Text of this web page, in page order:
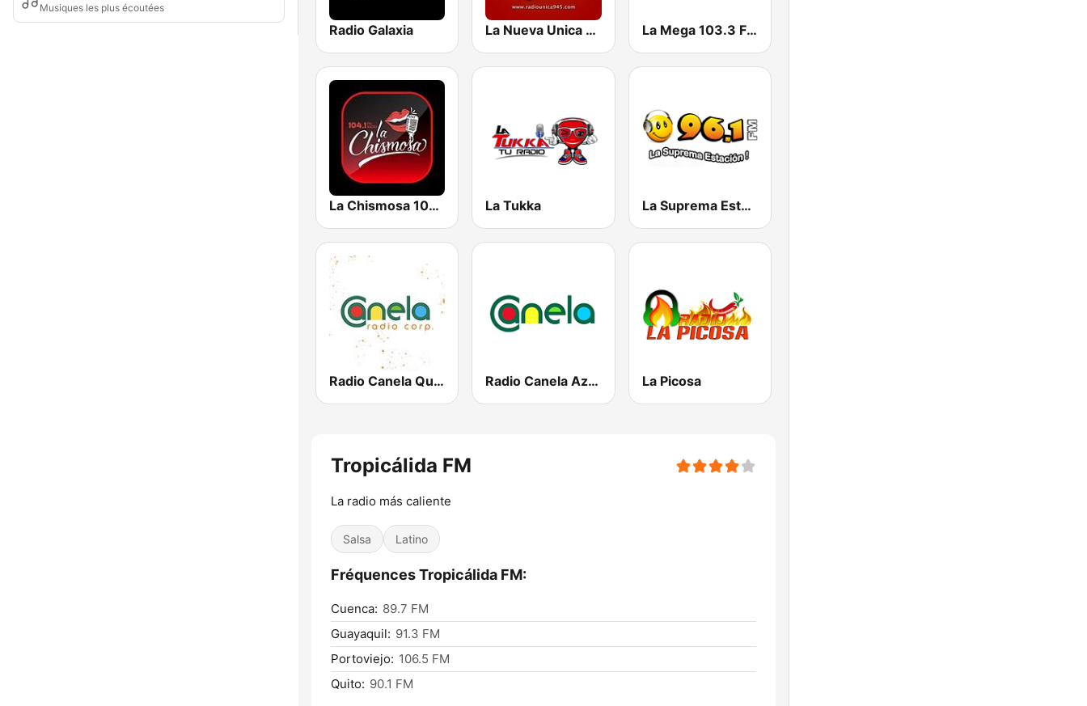
Musiques les plus écoutées
Radio Galaxia La Nueva Unica 94.5 FM La Mega 103.3 FM
La Chismosa 104.1 La Tukka La Suprema Estacion 96.1 FM
Radio Canela Quito Radio Canela Azuay La Picosa
Tropicálida FM
La radio más caliente
Salsa Latino
Fréquences Tropicálida FM:
Cuenca: 89.7 FM
Guayaquil: 91.3 FM
Portoviejo: 106.5 FM
Quito: 90.1 FM